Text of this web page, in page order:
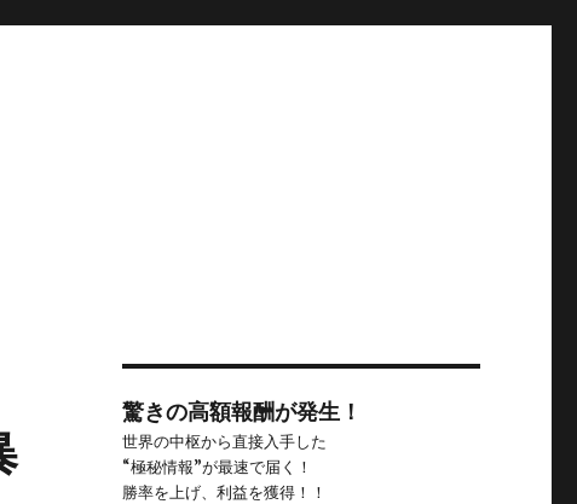
驚きの高額報酬が発生！
世界の中枢から直接入手した
“極秘情報”が最速で届く！
勝率を上げ、利益を獲得！！